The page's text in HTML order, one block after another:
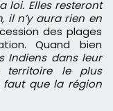
loi. Elles resteront
il n’y aura rien en
des plages
Quand bien
Indiens dans leur
territoire le plus
faut que la région